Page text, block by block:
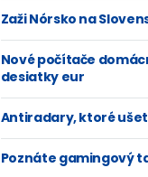
Zaži Nórsko na
Nové počítače
desiatky eur
Antiradary, ktoré
Poznáte gamingový